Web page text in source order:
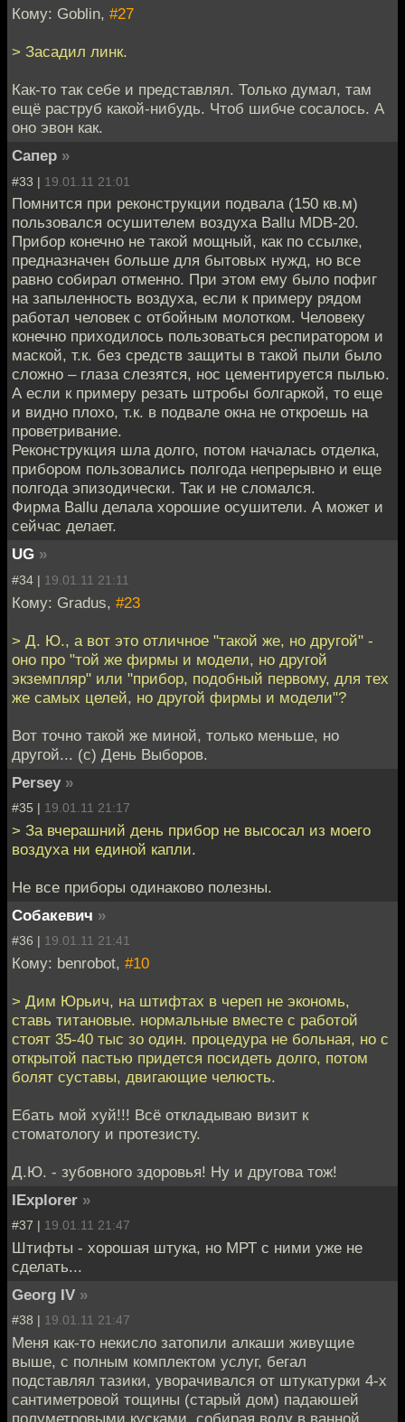
Кому: Goblin, #27
> Засадил линк.
Как-то так себе и представлял. Только думал, там
ещё раструб какой-нибудь. Чтоб шибче сосалось. А
оно эвон как.
Сапер »
#33 | 19.01.11 21:01
Помнится при реконструкции подвала (150 кв.м)
пользовался осушителем воздуха Ballu MDB-20.
Прибор конечно не такой мощный, как по ссылке,
предназначен больше для бытовых нужд, но все
равно собирал отменно. При этом ему было пофиг
на запыленность воздуха, если к примеру рядом
работал человек с отбойным молотком. Человеку
конечно приходилось пользоваться респиратором и
маской, т.к. без средств защиты в такой пыли было
сложно – глаза слезятся, нос цементируется пылью.
А если к примеру резать штробы болгаркой, то еще
и видно плохо, т.к. в подвале окна не откроешь на
проветривание.
Реконструкция шла долго, потом началась отделка,
прибором пользовались полгода непрерывно и еще
полгода эпизодически. Так и не сломался.
Фирма Ballu делала хорошие осушители. А может и
сейчас делает.
UG »
#34 | 19.01.11 21:11
Кому: Gradus, #23
> Д. Ю., а вот это отличное "такой же, но другой" -
оно про "той же фирмы и модели, но другой
экземпляр" или "прибор, подобный первому, для тех
же самых целей, но другой фирмы и модели"?
Вот точно такой же миной, только меньше, но
другой... (с) День Выборов.
Persey »
#35 | 19.01.11 21:17
> За вчерашний день прибор не высосал из моего
воздуха ни единой капли.
Не все приборы одинаково полезны.
Собакевич »
#36 | 19.01.11 21:41
Кому: benrobot, #10
> Дим Юрьич, на штифтах в череп не экономь,
ставь титановые. нормальные вместе с работой
стоят 35-40 тыс зо один. процедура не больная, но с
открытой пастью придется посидеть долго, потом
болят суставы, двигающие челюсть.
Ебать мой хуй!!! Всё откладываю визит к
стоматологу и протезисту.
Д.Ю. - зубовного здоровья! Ну и другова тож!
IExplorer »
#37 | 19.01.11 21:47
Штифты - хорошая штука, но МРТ с ними уже не
сделать...
Georg IV »
#38 | 19.01.11 21:47
Меня как-то некисло затопили алкаши живущие
выше, с полным комплектом услуг, бегал
подставлял тазики, уворачивался от штукатурки 4-х
сантиметровой тощины (старый дом) падаюшей
полуметровыми кусками, собирая воду в ванной